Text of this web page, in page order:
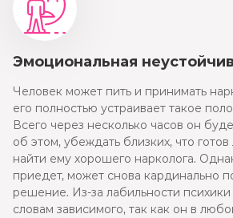
Эмоциональная
Человек может пить и принимать
его полностью устраивает такое
Всего через несколько часов он
об этом, убеждать близких, что готов
найти ему хорошего нарколога.
приедет, может снова кардинально
решение. Из-за лабильности психики
словам зависимого, так как он в